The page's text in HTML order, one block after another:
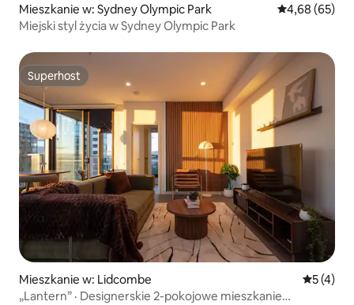
Mieszkanie w: Sydney Olympic Park Średnia
4,68 (65)
Miejski styl życia w Sydney Olympic Park
Superhost
Superhost
Mieszkanie w: Lidcombe Średnia
5 (4)
„Lantern” · Designerskie 2-pokojowe mieszkanie